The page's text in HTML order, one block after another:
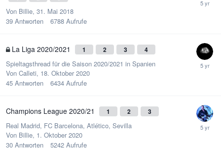
Von Billie, 31. Mai 2018
39 Antworten 6788 Aufrufe
La Liga 2020/2021 1 2 3 4
Spieltagsthread für die Saison 2020/2021 in Spanien
Von Calleti, 18. Oktober 2020
45 Antworten 6434 Aufrufe
Champions League 2020/21 1 2 3
Real Madrid, FC Barcelona, Atlético, Sevilla
Von Billie, 1. Oktober 2020
30 Antworten 5242 Aufrufe